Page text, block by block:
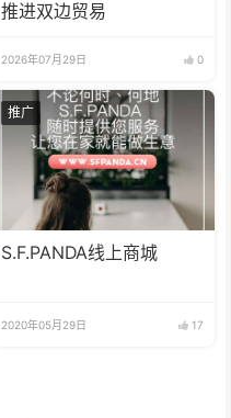
推进双边贸易
2026年07月29日 0
推广
S.F.PANDA线上商城
2020年05月29日 17